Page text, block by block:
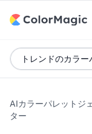
トレンドのカラー
AIカラーパレットジ
ター